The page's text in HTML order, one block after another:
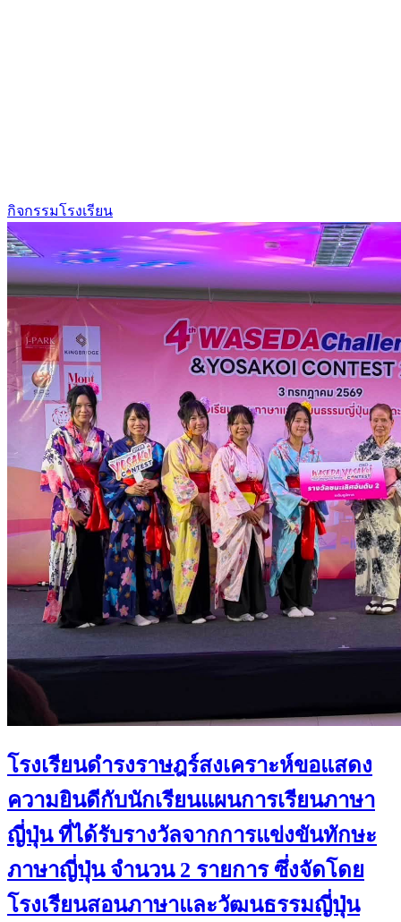
กิจกรรมโรงเรียน
โรงเรียนดำรงราษฎร์สงเคราะห์ขอแสดง
ความยินดีกับนักเรียนแผนการเรียนภาษา
ญี่ปุ่น ที่ได้รับรางวัลจากการแข่งขันทักษะ
ภาษาญี่ปุ่น จำนวน 2 รายการ ซึ่งจัดโดย
โรงเรียนสอนภาษาและวัฒนธรรมญี่ปุ่น